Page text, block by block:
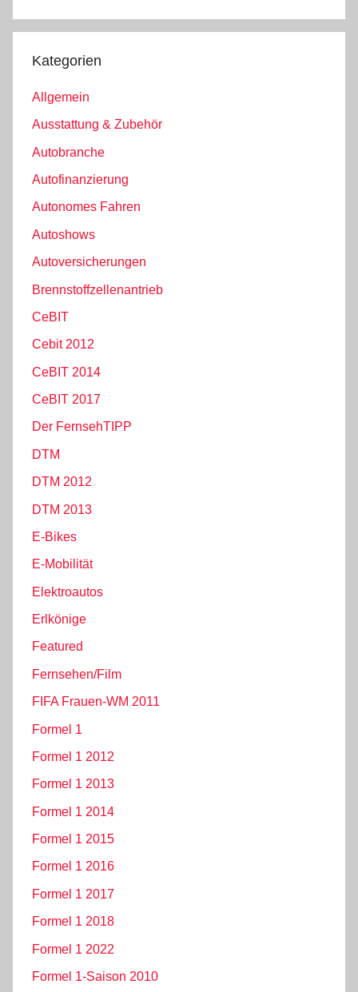
Kategorien
Allgemein
Ausstattung & Zubehör
Autobranche
Autofinanzierung
Autonomes Fahren
Autoshows
Autoversicherungen
Brennstoffzellenantrieb
CeBIT
Cebit 2012
CeBIT 2014
CeBIT 2017
Der FernsehTIPP
DTM
DTM 2012
DTM 2013
E-Bikes
E-Mobilität
Elektroautos
Erlkönige
Featured
Fernsehen/Film
FIFA Frauen-WM 2011
Formel 1
Formel 1 2012
Formel 1 2013
Formel 1 2014
Formel 1 2015
Formel 1 2016
Formel 1 2017
Formel 1 2018
Formel 1 2022
Formel 1-Saison 2010